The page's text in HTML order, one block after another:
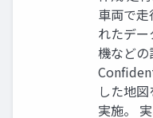
車両で
れたデ
機などの
した地
実施。